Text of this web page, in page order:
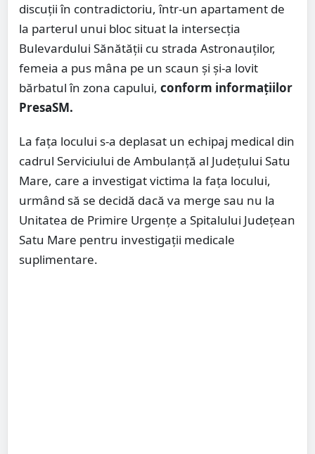
discuții în contradictoriu, într-un apartament de
la parterul unui bloc situat la intersecția
Bulevardului Sănătății cu strada Astronauților,
femeia a pus mâna pe un scaun și și-a lovit
bărbatul în zona capului, conform informațiilor
PresaSM.
La fața locului s-a deplasat un echipaj medical din
cadrul Serviciului de Ambulanță al Județului Satu
Mare, care a investigat victima la fața locului,
urmând să se decidă dacă va merge sau nu la
Unitatea de Primire Urgențe a Spitalului Județean
Satu Mare pentru investigații medicale
suplimentare.